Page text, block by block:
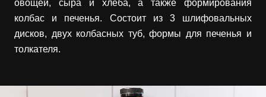
овощей, сыра и хлеба, а также формирования
колбас и печенья. Состоит из 3 шлифовальных
дисков, двух колбасных туб, формы для печенья и
толкателя.